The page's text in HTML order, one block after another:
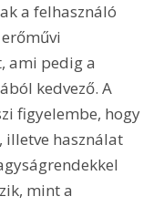
a felhasználó
ami pedig a
kedvező. A
figyelembe, hogy
illetve használat
mint a